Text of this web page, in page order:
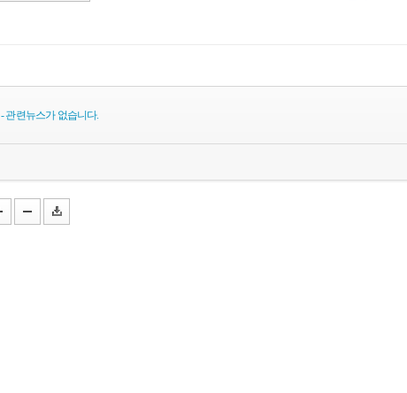
- 관련뉴스가 없습니다.